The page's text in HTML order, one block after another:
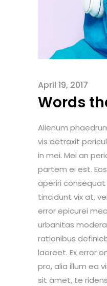
April 19, 2017
Words
Alienum
vis detraxit
in mei. Mei an
partem ei est.
aperiri consequat
tincidunt vix at,
error epicurei
urbanitas
rationibus
laoreet. Ex error
pro, alia illum ea
sit amet, te